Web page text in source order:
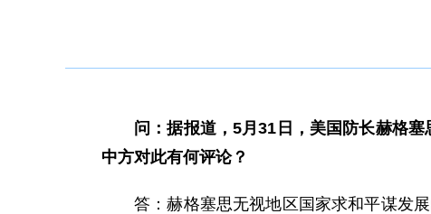
问：据报道，5月31日，美国防长赫格
中方对此有何评论？
答：赫格塞思无视地区国家求和平谋发